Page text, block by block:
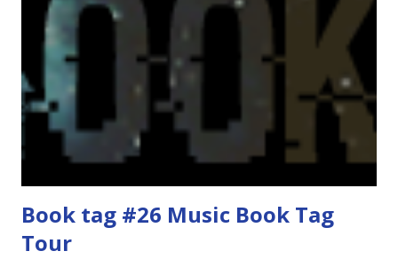
Pirati di Orlando. Mi feci degli amici eccome: una masnada di
bambini dell'asilo. Non fu un gran passo avanti, se l'obiettivo
era inserirmi fra i coetanei. Fu soprattutto perché come
statura sovrastavo tutti gli altri giocatori se quell'anno per
un pelo non entrai nella formazione ufficiale. Qu...
Book tag #26 Music Book Tag
Tour